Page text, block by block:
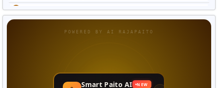
Paito Warna Japan
Paito Warna Nagoya
POWERED BY AI RAJAPAITO
Smart Paito AI NEW